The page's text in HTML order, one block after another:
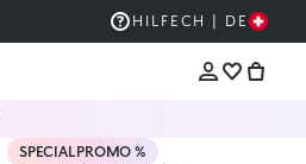
THE KIKO SALE: BIS ZU -50 %
HILFE CH | DE
SPECIAL PROMO %